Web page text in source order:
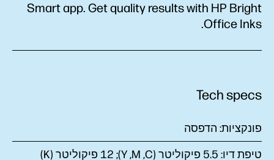
Smart app. Get quality results with HP Bright
Office Inks.
Tech specs
פונקציות: הדפסה
טיפת דיו: ‎5.5 פיקוליטר ‏(C‏, M‏, Y); 12 פיקוליטר (K)